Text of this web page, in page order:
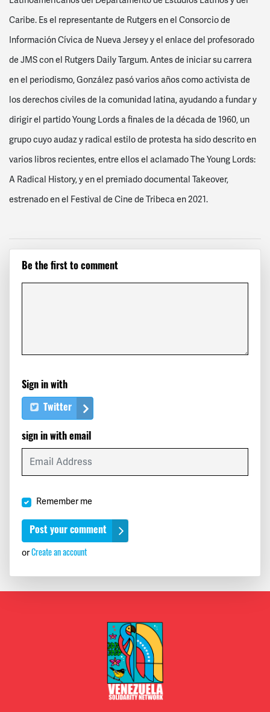
Caribe. Es el representante de Rutgers en el Consorcio de
Información Cívica de Nueva Jersey y el enlace del profesorado
de JMS con el Rutgers Daily Targum. Antes de iniciar su carrera
en el periodismo, González pasó varios años como activista de
los derechos civiles de la comunidad latina, ayudando a fundar y
dirigir el partido Young Lords a finales de la década de 1960, un
grupo cuyo audaz y radical estilo de protesta ha sido descrito en
varios libros recientes, entre ellos el aclamado The Young Lords:
A Radical History, y en el premiado documental Takeover,
estrenado en el Festival de Cine de Tribeca en 2021.
Be the first to comment
Sign in with
Twitter
sign in with email
Remember me
orCreate an account